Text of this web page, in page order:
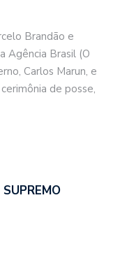
Brandão e
Agência Brasil (O
Carlos Marun, e
de posse,